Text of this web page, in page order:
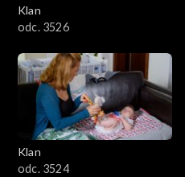
Klan
odc. 3526
Klan
odc. 3524